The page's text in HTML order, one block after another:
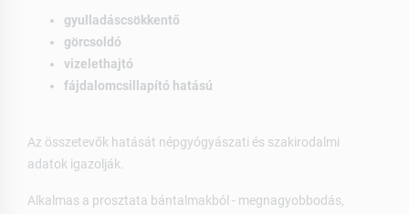
gyulladáscsökkentő
görcsoldó
vizelethajtó
fájdalomcsillapító hatású
Az összetevők hatását népgyógyászati és szakirodalmi
adatok igazolják.
Alkalmas a prosztata bántalmakból - megnagyobbodás,